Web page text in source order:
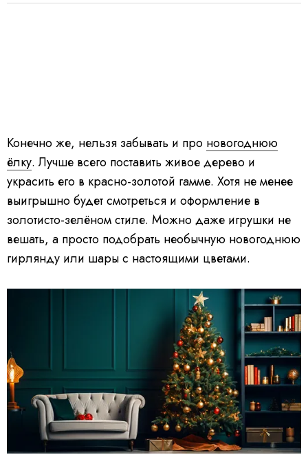
Конечно же, нельзя забывать и про новогоднюю
ёлку. Лучше всего поставить живое дерево и
украсить его в красно-золотой гамме. Хотя не менее
выигрышно будет смотреться и оформление в
золотисто-зелёном стиле. Можно даже игрушки не
вешать, а просто подобрать необычную новогоднюю
гирлянду или шары с настоящими цветами.